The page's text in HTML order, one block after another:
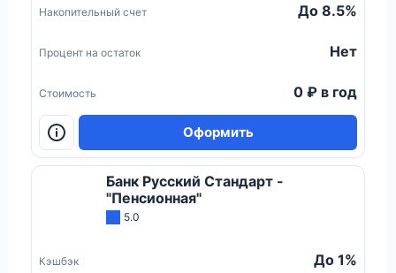
Накопительный счет До 8.5%
Процент на остаток Нет
Стоимость 0 ₽ в год
Оформить
Банк Русский Стандарт -
"Пенсионная"
5.0
Кэшбэк До 1%